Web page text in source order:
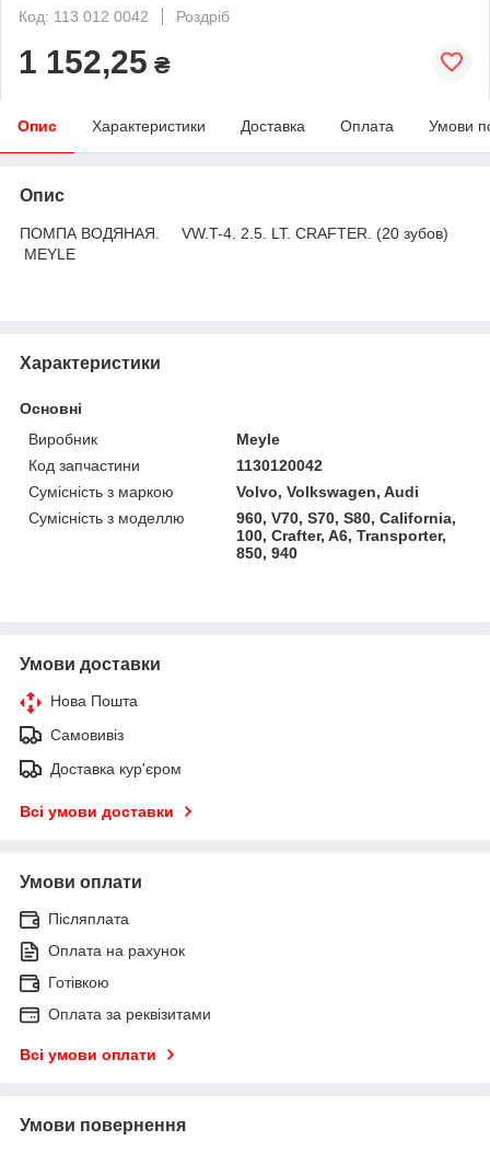
Код: 113 012 0042
Роздріб
1 152,25 ₴
Опис Характеристики Доставка Оплата Умови
Опис
ПОМПА ВОДЯНАЯ. VW.T-4. 2.5. LT. CRAFTER. (20 зубов)
MEYLE
Характеристики
Основні
Виробник
Meyle
Код запчастини
1130120042
Сумісність з маркою
Volvo, Volkswagen, Audi
Сумісність з моделлю
960, V70, S70, S80, California,
100, Crafter, A6, Transporter,
850, 940
Умови доставки
Нова Пошта
Самовивіз
Доставка кур'єром
Всі умови доставки
Умови оплати
Післяплата
Оплата на рахунок
Готівкою
Оплата за реквізитами
Всі умови оплати
Умови повернення